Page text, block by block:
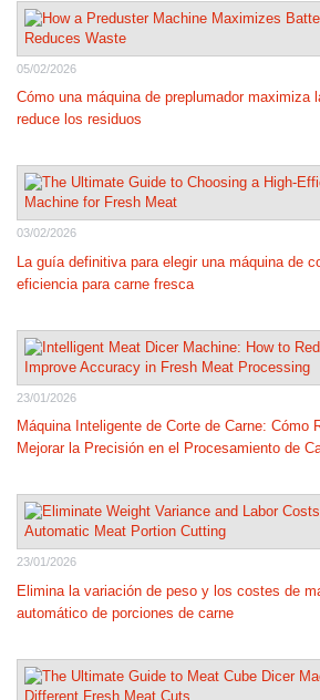
05/02/2026
Cómo una máquina de preplumador maximiza
reduce los residuos
03/02/2026
La guía definitiva para elegir una máquina de
eficiencia para carne fresca
23/01/2026
Máquina Inteligente de Corte de Carne: Cómo
Mejorar la Precisión en el Procesamiento de
23/01/2026
Elimina la variación de peso y los costes de
automático de porciones de carne